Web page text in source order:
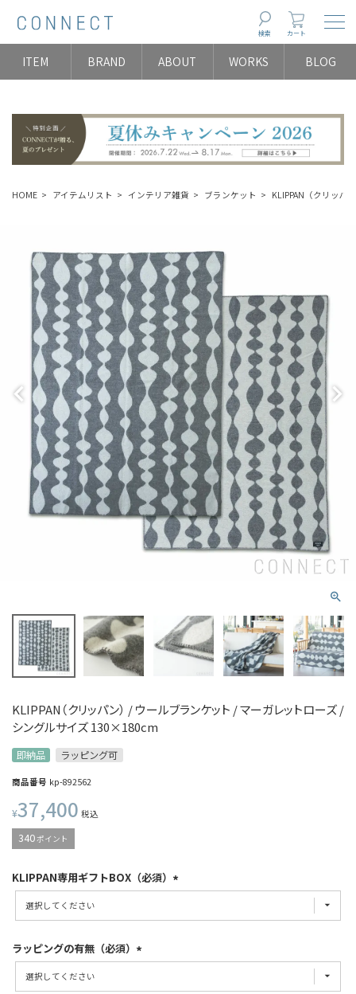
検索 カート
ITEM BRAND ABOUT WORKS BLOG
HOME アイテムリスト インテリア雑貨 ブランケット KLIPPAN（クリッパ
KLIPPAN（クリッパン） / ウールブランケット / マーガレットローズ /
シングルサイズ 130×180cm
即納品 ラッピング可
商品番号 kp-892562
¥37,400 税込
340ポイント
KLIPPAN専用ギフトBOX（必須）
ラッピングの有無（必須）